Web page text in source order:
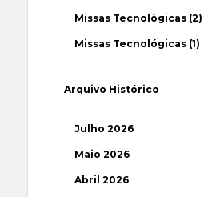
Missas Tecnológicas (2)
Missas Tecnológicas (1)
Arquivo Histórico
Julho 2026
Maio 2026
Abril 2026